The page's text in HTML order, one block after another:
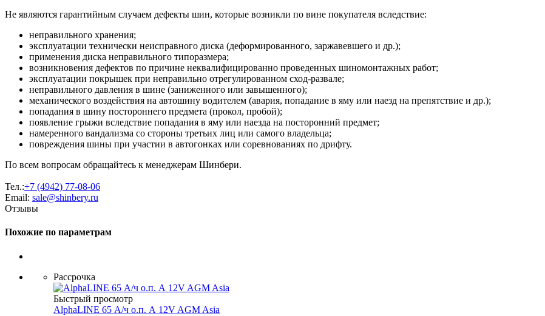
Не являются гарантийным случаем дефекты шин, которые возникли по вине покупателя вследствие:
неправильного хранения;
эксплуатации технически неисправного диска (деформированного, заржавевшего и др.);
применения диска неправильного типоразмера;
возникновения дефектов по причине неквалифицированно проведенных шиномонтажных работ;
эксплуатации покрышек при неправильно отрегулированном сход-развале;
неправильного давления в шине (заниженного или завышенного);
механического воздействия на автошину водителем (авария, попадание в яму или наезд на препятствие и др.);
попадания в шину постороннего предмета (прокол, пробой);
появление грыжи вследствие попадания в яму или наезда на посторонний предмет;
намеренного вандализма со стороны третьих лиц или самого владельца;
повреждения шины при участии в автогонках или соревнованиях по дрифту.
По всем вопросам обращайтесь к менеджерам Шинбери.
Тел.:+7 (4942) 77-08-06
Email: sale@shinbery.ru
Отзывы
Похожие по параметрам
Рассрочка
Быстрый просмотр
AlphaLINE 65 А/ч о.п. А 12V AGM Asia